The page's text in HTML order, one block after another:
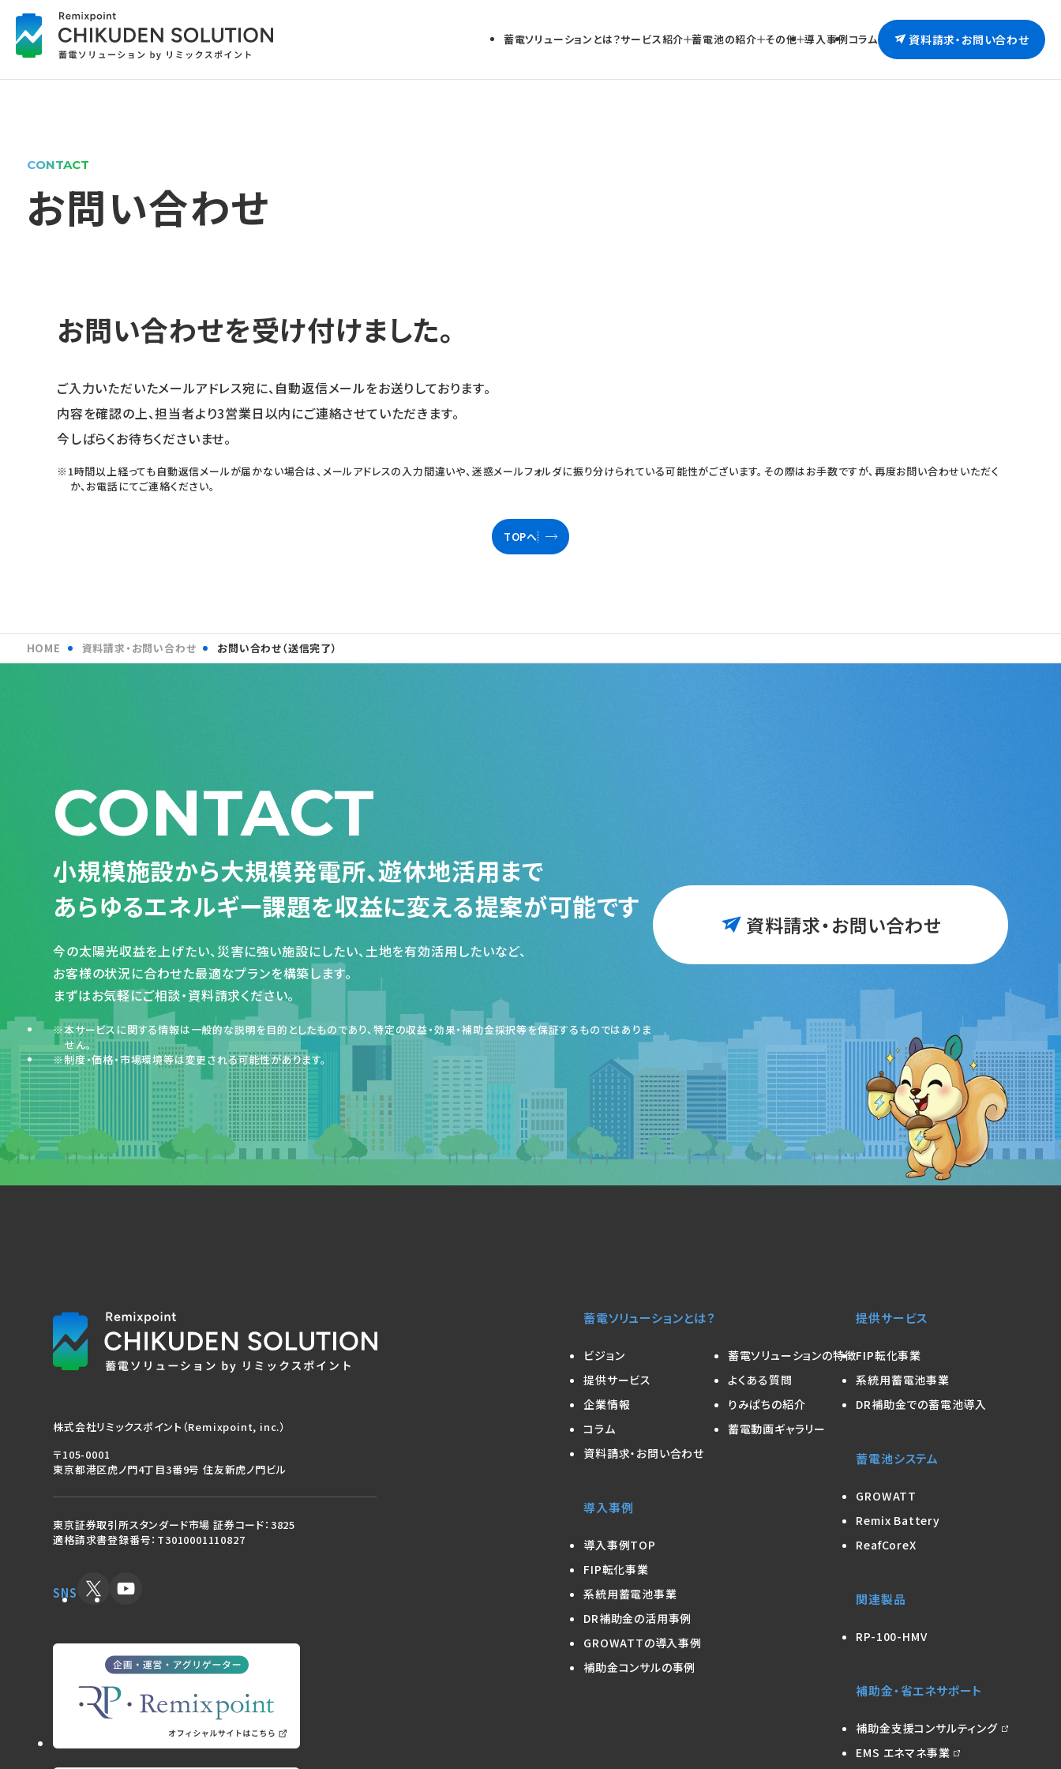
蓄電ソリューションとは？サービス紹介 蓄電池の紹介 その他 導入事例コラム 資料請求・お問い合わせ
CONTACT
お問い合わせ
お問い合わせを受け付けました。
ご入力いただいたメールアドレス宛に、自動返信メールをお送りしております。
内容を確認の上、担当者より3営業日以内にご連絡させていただきます。
今しばらくお待ちくださいませ。
※1時間以上経っても自動返信メールが届かない場合は、メールアドレスの入力間違いや、迷惑メールフォルダに振り分けられている可能性がございます。その際はお手数ですが、再度お問い合わせいただく
か、お電話にてご連絡ください。
TOPへ
HOME 資料請求・お問い合わせ お問い合わせ（送信完了）
CONTACT
小規模施設から大規模発電所、遊休地活用まで
あらゆるエネルギー課題を収益に変える提案が可能です
今の太陽光収益を上げたい、災害に強い施設にしたい、土地を有効活用したいなど、
お客様の状況に合わせた最適なプランを構築します。
まずはお気軽にご相談・資料請求ください。
本サービスに関する情報は一般的な説明を目的としたものであり、特定の収益・効果・補助金採択等を保証するものではありま
せん。
制度・価格・市場環境等は変更される可能性があります。
資料請求・お問い合わせ
株式会社リミックスポイント（Remixpoint, inc.）
〒105-0001
東京都港区虎ノ門4丁目3番9号 住友新虎ノ門ビル
東京証券取引所スタンダード市場 証券コード：3825
適格請求書登録番号：T3010001110827
SNS
蓄電ソリューションとは？
ビジョン
蓄電ソリューションの特徴
提供サービス
よくある質問
企業情報
りみぱちの紹介
コラム
蓄電動画ギャラリー
資料請求・お問い合わせ
導入事例
導入事例TOP
FIP転化事業
系統用蓄電池事業
DR補助金の活用事例
GROWATTの導入事例
補助金コンサルの事例
提供サービス
FIP転化事業
系統用蓄電池事業
DR補助金での蓄電池導入
蓄電池システム
GROWATT
Remix Battery
ReafCoreX
関連製品
RP-100-HMV
補助金・省エネサポート
補助金支援コンサルティング
EMS エネマネ事業